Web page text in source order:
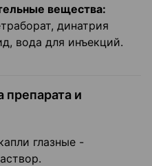
вещества:
динатрия
вода для инъекций.
препарата и
глазные -